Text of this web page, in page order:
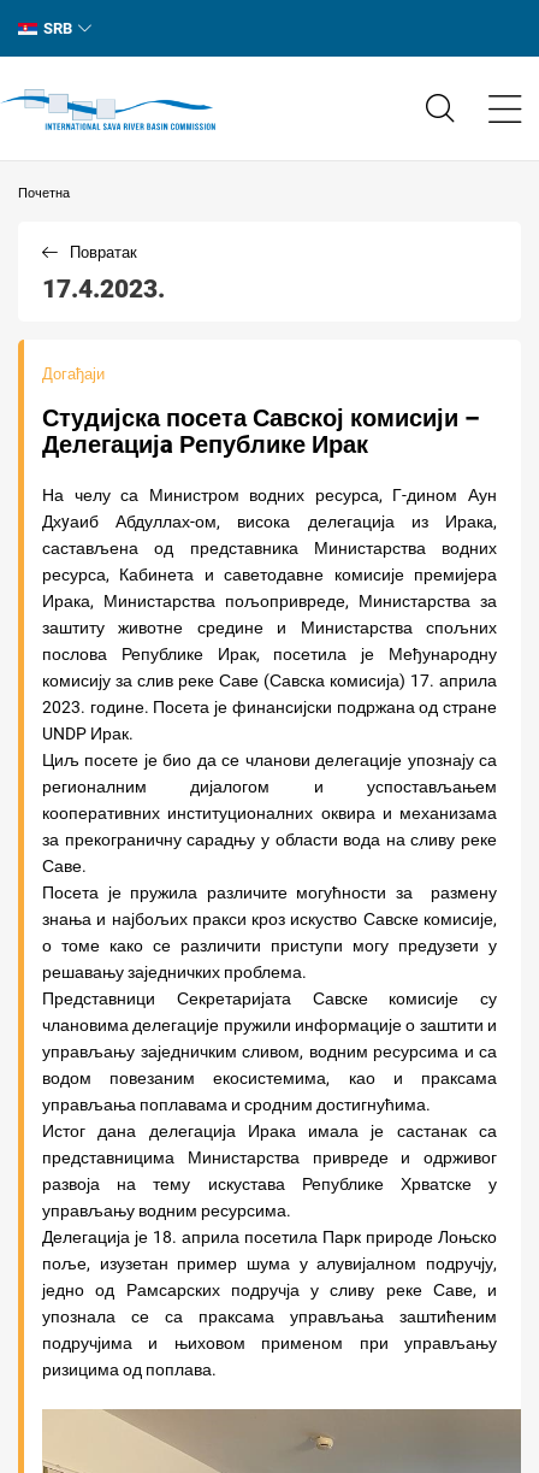
SRB
Почетна
17.4.2023.
Повратак
Догађаји
Студијска посета Савској комисији –
Делегацијa Републике Ирак
На челу са Министром водних ресурса, Г-дином Аун
Дхyаиб Абдуллах-ом, висока делегација из Ирака,
састављена од представника Министарства водних
ресурса, Кабинета и саветодавне комисије премијера
Ирака, Министарства пољопривреде, Министарства за
заштиту животне средине и Министарства спољних
послова Републике Ирак, посетила је Међународну
комисију за слив реке Саве (Савска комисија) 17. априла
2023. године. Посета је финансијски подржана од стране
UNDP Ирак.
Циљ посете је био да се чланови делегације упознају са
регионалним дијалогом и успостављањем
кооперативних институционалних оквира и механизама
за прекограничну сарадњу у области вода на сливу реке
Саве.
Посета је пружила различите могућности за размену
знања и најбољих пракси кроз искуство Савске комисије,
о томе како се различити приступи могу предузети у
решавању заједничких проблема.
Представници Секретаријата Савске комисије су
члановима делегације пружили информације о заштити и
управљању заједничким сливом, водним ресурсима и са
водом повезаним екосистемима, као и праксама
управљања поплавама и сродним достигнућима.
Истог дана делегација Ирака имала је састанак са
представницима Министарства привреде и одрживог
развоја на тему искустава Републике Хрватске у
управљању водним ресурсима.
Делегација је 18. априла посетила Парк природе Лоњско
поље, изузетан пример шума у алувијалном подручју,
једно од Рамсарских подручја у сливу реке Саве, и
упознала се са праксама управљања заштићеним
подручјима и њиховом применом при управљању
ризицима од поплава.